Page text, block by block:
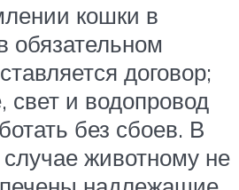
кошки в
обязательном
договор;
свет и водопровод
без сбоев. В
животному не